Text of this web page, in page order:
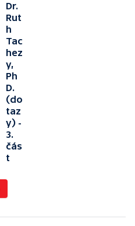
Dr.
Rut
h
Tac
hez
y,
Ph
D.
(do
taz
y) -
3.
čás
t